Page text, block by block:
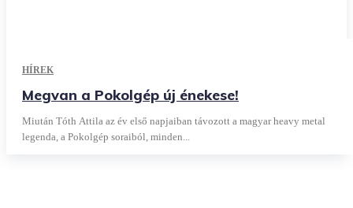
HÍREK
Megvan a Pokolgép új énekese!
Miután Tóth Attila az év első napjaiban távozott a magyar heavy metal
legenda, a Pokolgép soraiból, minden...